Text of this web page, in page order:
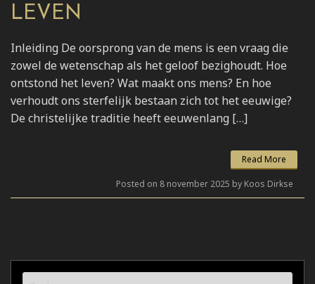
LEVEN
Inleiding De oorsprong van de mens is een vraag die
zowel de wetenschap als het geloof bezighoudt. Hoe
ontstond het leven? Wat maakt ons mens? En hoe
verhoudt ons sterfelijk bestaan zich tot het eeuwige?
De christelijke traditie heeft eeuwenlang […]
Read More
Posted on 8 november 2025 by Koos Dirkse